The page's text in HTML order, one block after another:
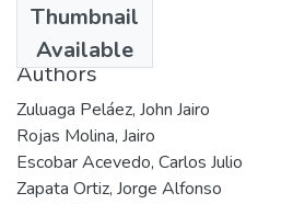
Thumbnail
Available
1999
Authors
Zuluaga Peláez, John Jairo
Rojas Molina, Jairo
Escobar Acevedo, Carlos Julio
Zapata Ortiz, Jorge Alfonso